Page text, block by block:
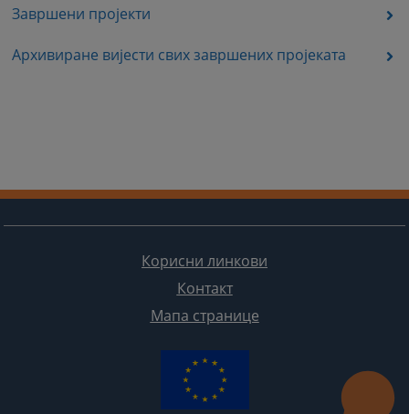
Завршени пројекти
Архивиране вијести свих завршених пројеката
Корисни линкови
Контакт
Мапа странице